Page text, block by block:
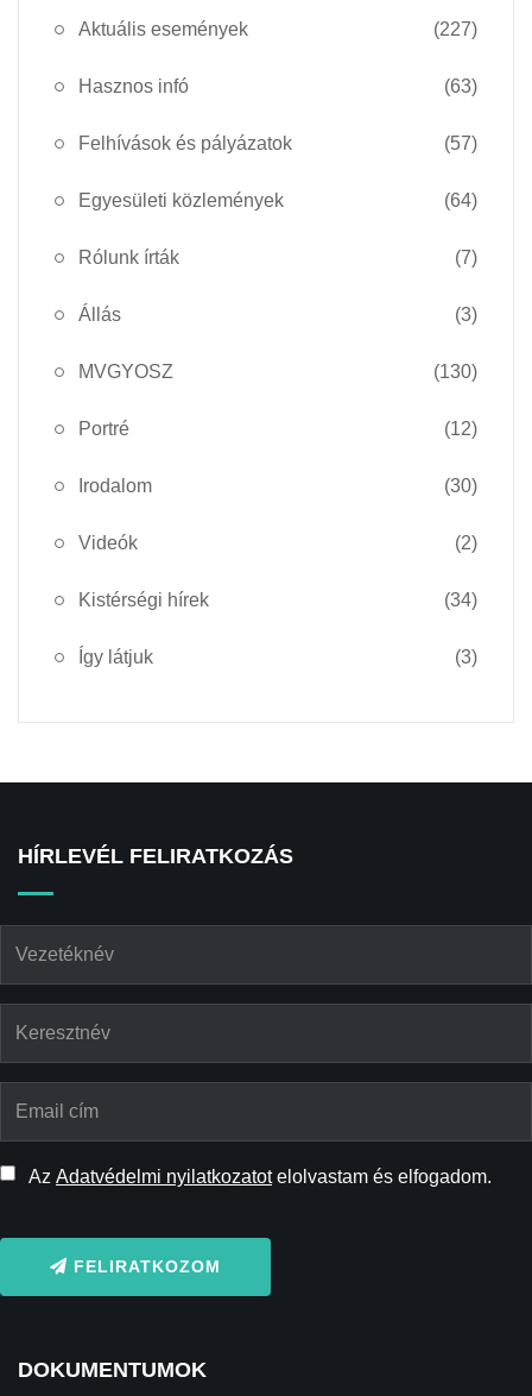
Aktuális események (227)
Hasznos infó (63)
Felhívások és pályázatok (57)
Egyesületi közlemények (64)
Rólunk írták (7)
Állás (3)
MVGYOSZ (130)
Portré (12)
Irodalom (30)
Videók (2)
Kistérségi hírek (34)
Így látjuk (3)
HÍRLEVÉL FELIRATKOZÁS
Az Adatvédelmi nyilatkozatotelolvastam és elfogadom.
FELIRATKOZOM
DOKUMENTUMOK